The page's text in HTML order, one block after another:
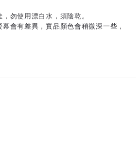
勿使用漂白水，須陰乾。
會有差異，實品顏色會稍微深一些，